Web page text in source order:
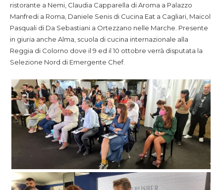
ristorante a Nemi, Claudia Capparella di Aroma a Palazzo
Manfredi a Roma, Daniele Senis di Cucina Eat a Cagliari, Maicol
Pasquali di Da Sebastiani a Ortezzano nelle Marche. Presente
in giuria anche Alma, scuola di cucina internazionale alla
Reggia di Colorno dove il 9 ed il 10 ottobre verrà disputata la
Selezione Nord di Emergente Chef.